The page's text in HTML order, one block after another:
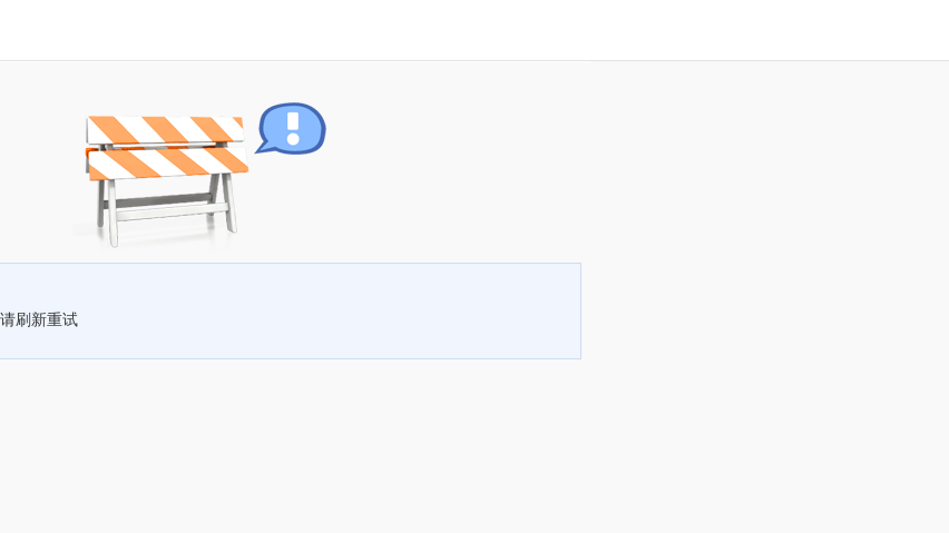
刷新重试